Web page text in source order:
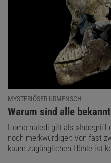
MYSTERIÖSER URMENSCH
:
Warum sind alle
Homo naledi gilt als »Inbegriff
noch merkwürdiger: Von fast
kaum zugänglichen Höhle ist